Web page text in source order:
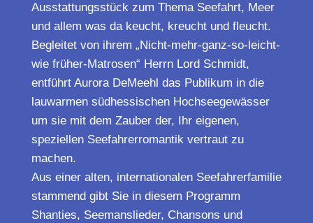
Ausstattungsstück zum Thema Seefahrt, Meer
und allem was da keucht, kreucht und fleucht.
Begleitet von ihrem „Nicht-mehr-ganz-so-leicht-
wie früher-Matrosen“ Herrn Lord Schmidt,
entführt Aurora DeMeehl das Publikum in die
lauwarmen südhessischen Hochseegewässer
um sie mit dem Zauber der, Ihr eigenen,
speziellen Seefahrerromantik vertraut zu
machen.
Aus einer alten, internationalen Seefahrerfamilie
stammend gibt Sie in diesem Programm
Shanties, Seemanslieder, Chansons und